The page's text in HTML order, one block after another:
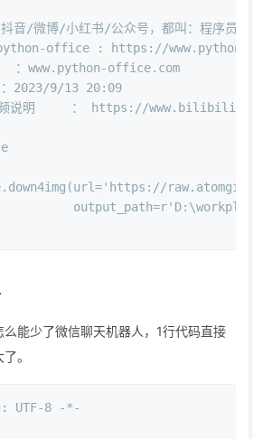
音/微博/小红书/公众号，都叫：程序员晚
office : https://
：www.python-office.com
2023/9/13 20:09
视频说明     ： https://
'https://
output_path=
能少了微信聊天机器人，1行代码直接
。
UTF-8 -*-